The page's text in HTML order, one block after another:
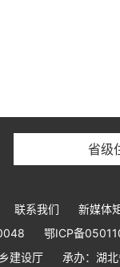
省级
联系我们
新媒体
鄂ICP备
建设厅
承办：湖